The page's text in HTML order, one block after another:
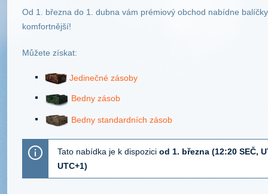
Od 1. března do 1. dubna vám prémiový obchod nabídne
komfortnější!
Můžete získat:
Jedinečné zásoby
Bedny zásob
Bedny standardních zásob
Tato nabídka je k dispozici od 1. března (12:20 SEČ,
UTC+1)